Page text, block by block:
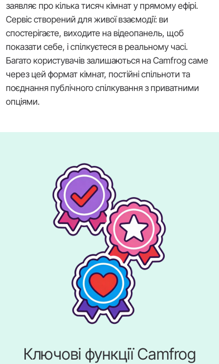
заявляє про кілька тисяч кімнат у прямому ефірі.
Сервіс створений для живої взаємодії: ви
спостерігаєте, виходите на відеопанель, щоб
показати себе, і спілкуєтеся в реальному часі.
Багато користувачів залишаються на Camfrog саме
через цей формат кімнат, постійні спільноти та
поєднання публічного спілкування з приватними
опціями.
Ключові функції Camfrog